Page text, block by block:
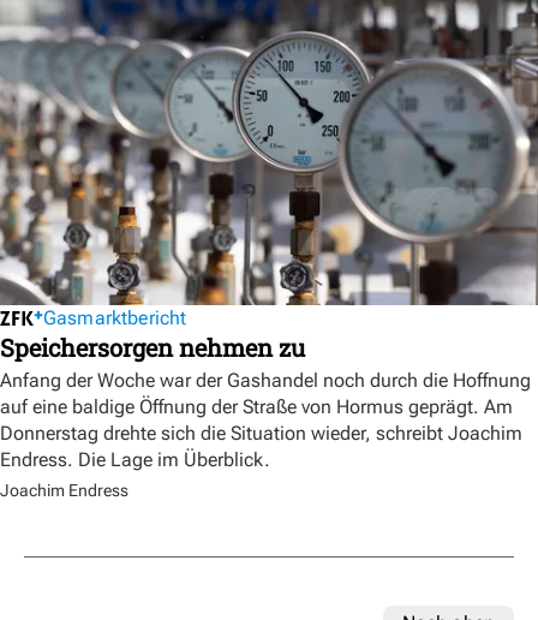
Gasmarktbericht
Speichersorgen nehmen zu
Anfang der Woche war der Gashandel noch durch die Hoffnung
auf eine baldige Öffnung der Straße von Hormus geprägt. Am
Donnerstag drehte sich die Situation wieder, schreibt Joachim
Endress. Die Lage im Überblick.
Joachim Endress